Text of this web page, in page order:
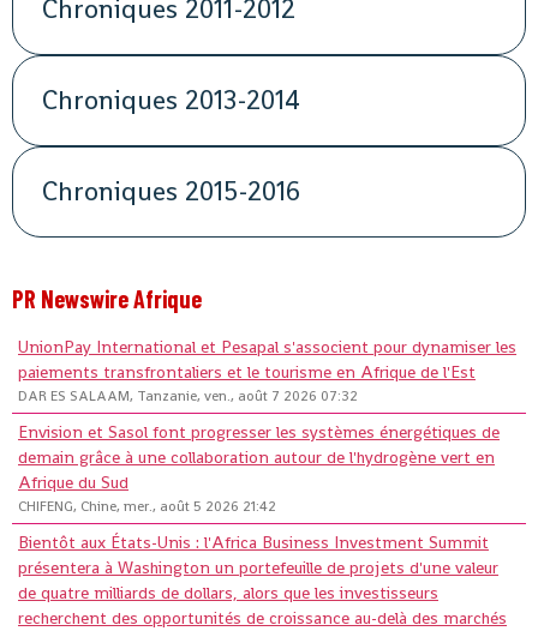
Chroniques 2011-2012
Chroniques 2013-2014
Chroniques 2015-2016
PR Newswire Afrique
UnionPay International et Pesapal s'associent pour dynamiser les
paiements transfrontaliers et le tourisme en Afrique de l'Est
DAR ES SALAAM, Tanzanie, ven., août 7 2026 07:32
Envision et Sasol font progresser les systèmes énergétiques de
demain grâce à une collaboration autour de l'hydrogène vert en
Afrique du Sud
CHIFENG, Chine, mer., août 5 2026 21:42
Bientôt aux États-Unis : l'Africa Business Investment Summit
présentera à Washington un portefeuille de projets d'une valeur
de quatre milliards de dollars, alors que les investisseurs
recherchent des opportunités de croissance au-delà des marchés